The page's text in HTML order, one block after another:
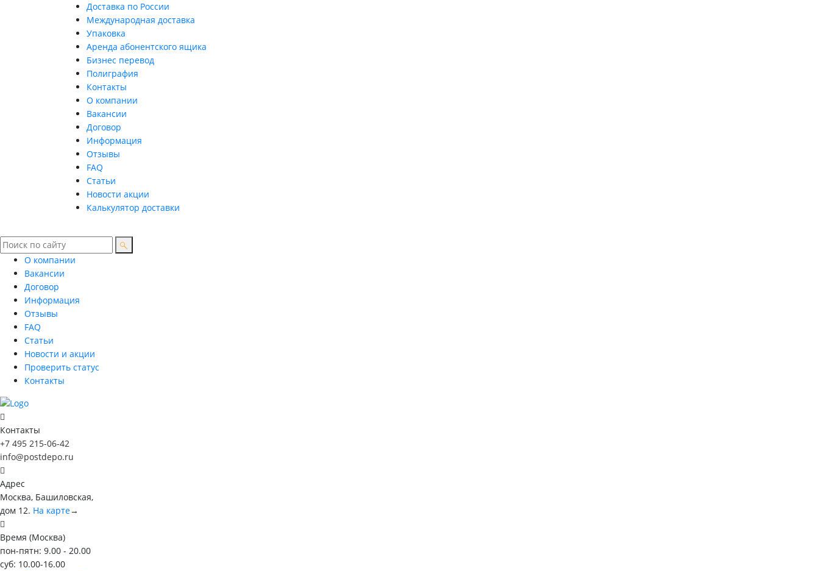
Доставка по России
Международная доставка
Упаковка
Аренда абонентского ящика
Бизнес перевод
Полиграфия
Контакты
О компании
Вакансии
Договор
Информация
Отзывы
FAQ
Статьи
Новости акции
Калькулятор доставки
О компании
Вакансии
Договор
Информация
Отзывы
FAQ
Статьи
Новости и акции
Проверить статус
Контакты
Контакты
+7 495 215-06-42
info@postdepo.ru
Адрес
Москва, Башиловская,
дом 12. На карте→
Время (Москва)
пон-пятн: 9.00 - 20.00
суб: 10.00-16.00